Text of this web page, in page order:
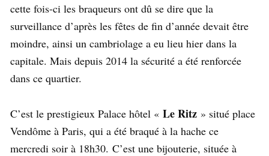
cette fois-ci les braqueurs ont dû se dire que la
surveillance d’après les fêtes de fin d’année devait être
moindre, ainsi un cambriolage a eu lieu hier dans la
capitale. Mais depuis 2014 la sécurité a été renforcée
dans ce quartier.
C’est le prestigieux Palace hôtel « Le Ritz » situé place
Vendôme à Paris, qui a été braqué à la hache ce
mercredi soir à 18h30. C’est une bijouterie, située à